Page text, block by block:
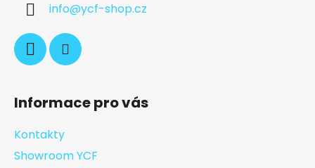
info@ycf-shop.cz
Informace pro vás
Kontakty
Showroom YCF